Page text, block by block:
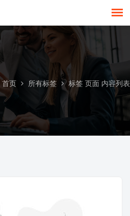
容列表
首页 所有标签 标签 页面 内容列表